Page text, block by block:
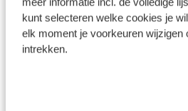
kunt selecteren welke cookies je
elk moment je voorkeuren wijzigen
intrekken.